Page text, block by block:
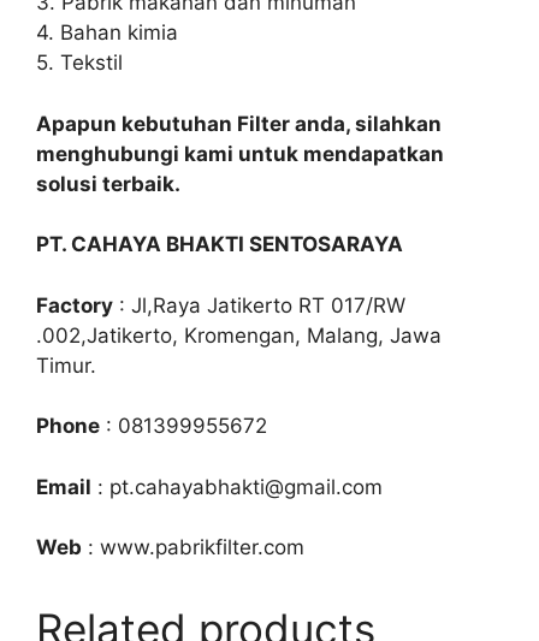
4. Bahan kimia
5. Tekstil
Apapun kebutuhan Filter anda, silahkan
menghubungi kami untuk mendapatkan
solusi terbaik.
PT. CAHAYA BHAKTI SENTOSARAYA
Factory : Jl,Raya Jatikerto RT 017/RW
.002,Jatikerto, Kromengan, Malang, Jawa
Timur.
Phone : 081399955672
Email : pt.cahayabhakti@gmail.com
Web : www.pabrikfilter.com
Related products